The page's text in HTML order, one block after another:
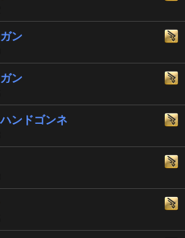
ン
ン
ンドゴンネ